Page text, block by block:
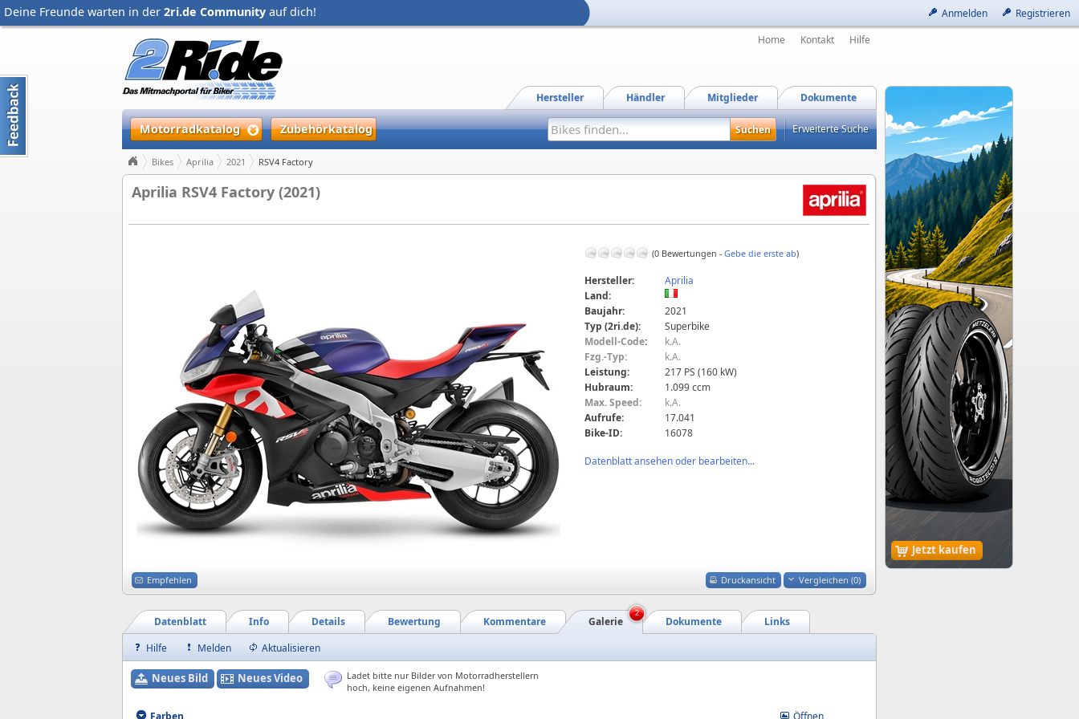
Anmelden Registrieren
Deine Freunde warten in der 2ri.de Community auf dich!
Jetzt kaufen
Home Kontakt Hilfe
Dokumente
Mitglieder
Händler
Hersteller
Motorradkatalog Zubehörkatalog Erweiterte Suche
Bikes Aprilia 2021 RSV4 Factory
Aprilia RSV4 Factory (2021)
(0 Bewertungen - Gebe die erste ab)
Hersteller:
Aprilia
Land:
Baujahr:
2021
Typ (2ri.de):
Superbike
Modell-Code:
k.A.
Fzg.-Typ:
k.A.
Leistung:
217 PS (160 kW)
Hubraum:
1.099 ccm
Max. Speed:
k.A.
Aufrufe:
17.041
Bike-ID:
16078
Datenblatt ansehen oder bearbeiten...
Druckansicht Vergleichen (0)
Empfehlen
Links
Dokumente
Galerie
Kommentare
Bewertung
Details
Info
Datenblatt
2
Hilfe Melden Aktualisieren
Neues Bild Neues Video
Ladet bitte nur Bilder von Motorradherstellern
hoch, keine eigenen Aufnahmen!
Öffnen
Farben